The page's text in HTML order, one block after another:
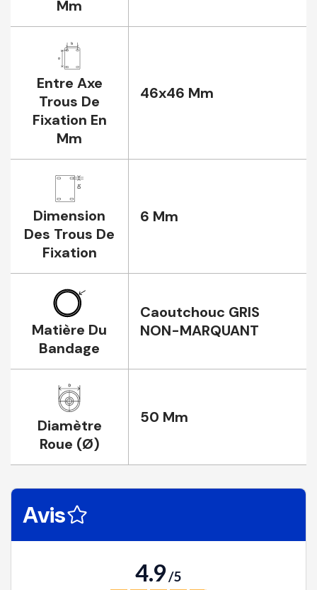
Mm
Entre Axe
Trous De
Fixation En
Mm
46x46 Mm
Dimension
Des Trous De
Fixation
6 Mm
Matière Du
Bandage
Caoutchouc GRIS
NON-MARQUANT
Diamètre
Roue (Ø)
50 Mm
Avis
4.9/5